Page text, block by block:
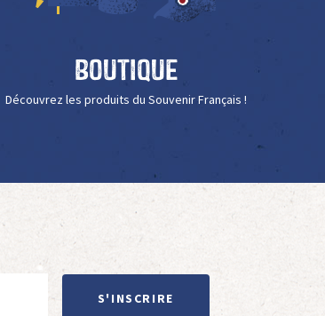
Boutique
Découvrez les produits du Souvenir Français !
S'INSCRIRE